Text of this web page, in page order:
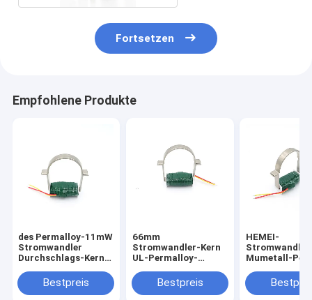
Fortsetzen
Empfohlene Produkte
des Permalloy-11mW
Stromwandler
Durchschlags-Kern-
18mmBestpreis
66mm
Stromwandler-Kern
UL-Permalloy-
Bestpreis
HEMEI-
Mumetall-